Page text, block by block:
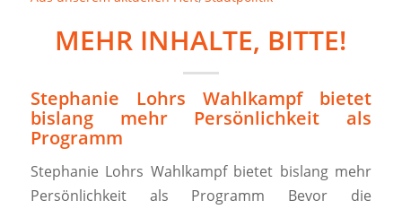
MEHR INHALTE, BITTE!
Stephanie Lohrs Wahlkampf bietet
bislang mehr Persönlichkeit als
Programm
Stephanie Lohrs Wahlkampf bietet bislang mehr
Persönlichkeit als Programm Bevor die